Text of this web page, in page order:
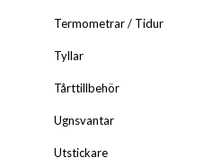
Termometrar / Tidur
Tyllar
Tårttillbehör
Ugnsvantar
Utstickare